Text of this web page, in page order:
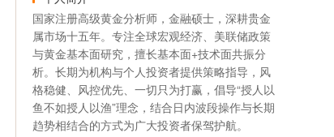
国家注册高级黄金分析师，金融硕士，深耕贵金
属市场十五年。专注全球宏观经济、美联储政策
与黄金基本面研究，擅长基本面+技术面共振分
析。长期为机构与个人投资者提供策略指导，风
格稳健、风控优先、一切只为打赢，倡导“授人以
鱼不如授人以渔”理念，结合日内波段操作与长期
趋势相结合的方式为广大投资者保驾护航。